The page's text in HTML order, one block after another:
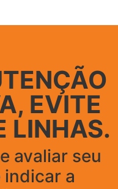
EVITE
LINHAS.
avaliar seu
indicar a